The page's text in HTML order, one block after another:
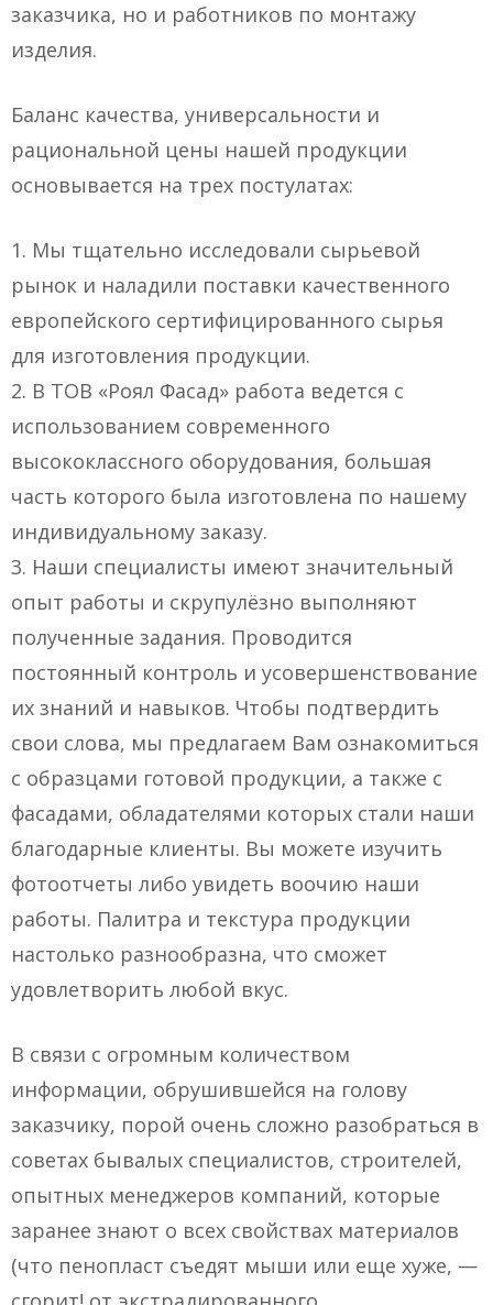
заказчика, но и работников по монтажу
изделия.
Баланс качества, универсальности и
рациональной цены нашей продукции
основывается на трех постулатах:
1. Мы тщательно исследовали сырьевой
рынок и наладили поставки качественного
европейского сертифицированного сырья
для изготовления продукции.
2. В ТОВ «Роял Фасад» работа ведется с
использованием современного
высококлассного оборудования, большая
часть которого была изготовлена по нашему
индивидуальному заказу.
3. Наши специалисты имеют значительный
опыт работы и скрупулёзно выполняют
полученные задания. Проводится
постоянный контроль и усовершенствование
их знаний и навыков. Чтобы подтвердить
свои слова, мы предлагаем Вам ознакомиться
с образцами готовой продукции, а также с
фасадами, обладателями которых стали наши
благодарные клиенты. Вы можете изучить
фотоотчеты либо увидеть воочию наши
работы. Палитра и текстура продукции
настолько разнообразна, что сможет
удовлетворить любой вкус.
В связи с огромным количеством
информации, обрушившейся на голову
заказчику, порой очень сложно разобраться в
советах бывалых специалистов, строителей,
опытных менеджеров компаний, которые
заранее знают о всех свойствах материалов
(что пенопласт съедят мыши или еще хуже, —